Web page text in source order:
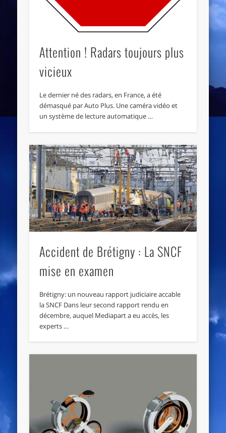
Attention ! Radars toujours plus
vicieux
Le dernier né des radars, en France, a été
démasqué par Auto Plus. Une caméra vidéo et
un système de lecture automatique …
Accident de Brétigny : La SNCF
mise en examen
Brétigny: un nouveau rapport judiciaire accable
la SNCF Dans leur second rapport rendu en
décembre, auquel Mediapart a eu accès, les
experts …